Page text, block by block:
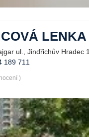
LENKA
ul., Jindřichův Hradec 1
189 711
)